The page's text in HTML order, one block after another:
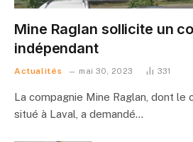
Mine Raglan sollicite un
indépendant
Actualités mai 30, 2023 331
La compagnie Mine Raglan, dont
situé à Laval, a demandé…